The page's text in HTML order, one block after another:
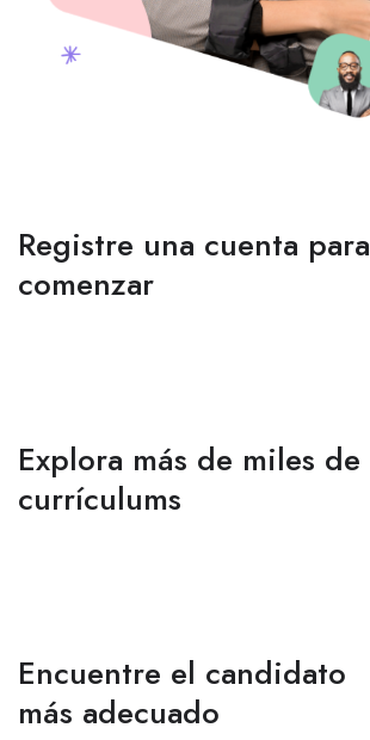
Registre una cuenta para
comenzar
Explora más de miles de
currículums
Encuentre el candidato
más adecuado